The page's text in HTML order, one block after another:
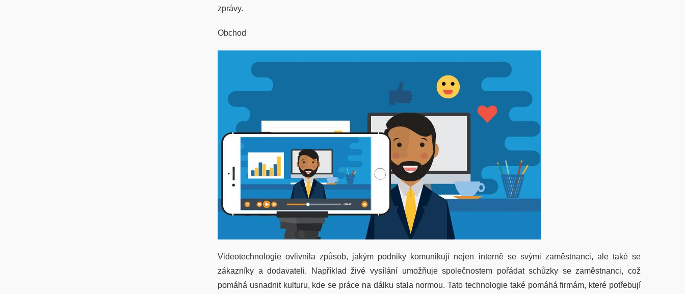
zprávy.
Obchod
Videotechnologie ovlivnila způsob, jakým podniky komunikují nejen interně se svými zaměstnanci, ale také se
zákazníky a dodavateli. Například živé vysílání umožňuje společnostem pořádat schůzky se zaměstnanci, což
pomáhá usnadnit kulturu, kde se práce na dálku stala normou. Tato technologie také pomáhá firmám, které potřebují